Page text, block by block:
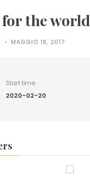
the world
MAGGIO 18, 2017
Start time
2020-02-20